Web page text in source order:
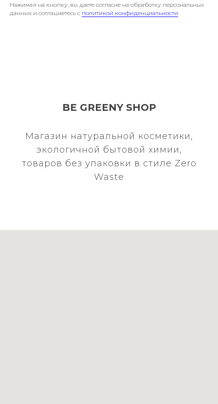
Нажимая на кнопку, вы даете согласие на обработку персональных
данных и соглашаетесь c политикой конфиденциальности
BE GREENY SHOP
Магазин натуральной косметики,
экологичной бытовой химии,
товаров без упаковки в стиле Zero
Waste